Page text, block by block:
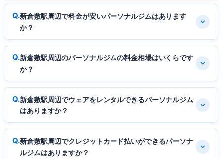
新倉敷駅周辺で料金が安いパーソナルジムはあります
か？
新倉敷駅周辺のパーソナルジムの料金相場はいくらです
か？
新倉敷駅周辺でウェアをレンタルできるパーソナルジム
はありますか？
新倉敷駅周辺でクレジットカード払いができるパーソナ
ルジムはありますか？